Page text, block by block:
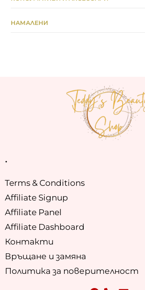
НАМАЛЕНИ
.
Terms & Conditions
Affiliate Signup
Affiliate Panel
Affiliate Dashboard
Контакти
Връщане и замяна
Политика за поверителност